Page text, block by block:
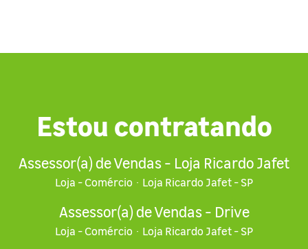
Estou contratando
Assessor(a) de Vendas - Loja Ricardo Jafet
Loja - Comércio · Loja Ricardo Jafet - SP
Assessor(a) de Vendas - Drive
Loja - Comércio · Loja Ricardo Jafet - SP